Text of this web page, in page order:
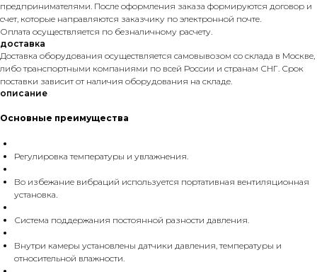
предпринимателями. После оформления заказа формируются договор и
счет, которые направляются заказчику по электронной почте.
Оплата осуществляется по безналичному расчету.
доставка
Доставка оборудования осуществляется самовывозом со склада в Москве,
либо транспортными компаниями по всей России и странам СНГ. Срок
поставки зависит от наличия оборудования на складе.
описание
Основные преимущества
Регулировка температуры и увлажнения.
Во избежание вибраций используется портативная вентиляционная
установка.
Система поддержания постоянной разности давления.
Внутри камеры установлены датчики давления, температуры и
относительной влажности.